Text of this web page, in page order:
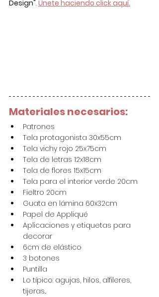
Design". Únete haciendo click aquí.
Materiales necesarios:
Patrones
Tela protagonista 30x55cm
Tela vichy rojo 25x75cm
Tela de letras 12x18cm
Tela de flores 15x15cm
Tela para el interior verde 20cm
Fieltro 20cm
Guata en lámina 60x32cm
Papel de Appliqué
Aplicaciones y etiquetas para
decorar
6cm de elástico
3 botones
Puntilla
Lo típico: agujas, hilos, alfileres,
tijeras...